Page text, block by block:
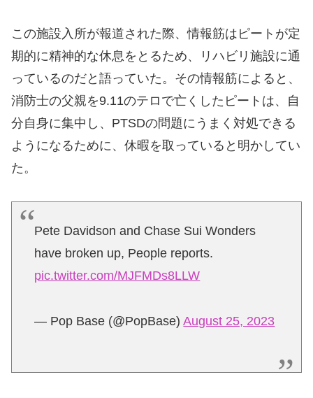
この施設入所が報道された際、情報筋はピートが定
期的に精神的な休息をとるため、リハビリ施設に通
っているのだと語っていた。その情報筋によると、
消防士の父親を9.11のテロで亡くしたピートは、自
分自身に集中し、PTSDの問題にうまく対処できる
ようになるために、休暇を取っていると明かしてい
た。
Pete Davidson and Chase Sui Wonders
have broken up, People reports.
pic.twitter.com/MJFMDs8LLW
— Pop Base (@PopBase)August 25, 2023